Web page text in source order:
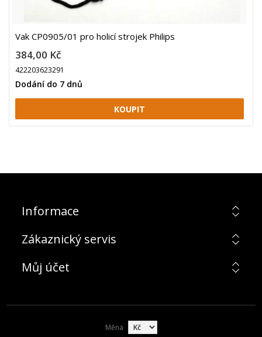
Vak CP0905/01 pro holicí strojek Philips
384,00 Kč
422203623291
Dodání do 7 dnů
Informace
Zákaznický servis
Můj účet
Měna